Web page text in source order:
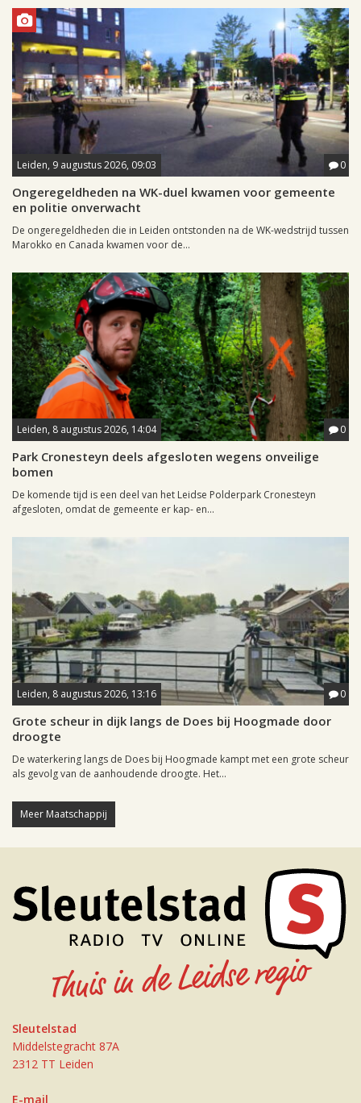
Leiden, 9 augustus 2026, 09:03 0
Ongeregeldheden na WK-duel kwamen voor gemeente
en politie onverwacht
De ongeregeldheden die in Leiden ontstonden na de WK-wedstrijd tussen
Marokko en Canada kwamen voor de...
Leiden, 8 augustus 2026, 14:04 0
Park Cronesteyn deels afgesloten wegens onveilige
bomen
De komende tijd is een deel van het Leidse Polderpark Cronesteyn
afgesloten, omdat de gemeente er kap- en...
Leiden, 8 augustus 2026, 13:16 0
Grote scheur in dijk langs de Does bij Hoogmade door
droogte
De waterkering langs de Does bij Hoogmade kampt met een grote scheur
als gevolg van de aanhoudende droogte. Het...
Meer Maatschappij
Sleutelstad
Middelstegracht 87A
2312 TT Leiden
E-mail